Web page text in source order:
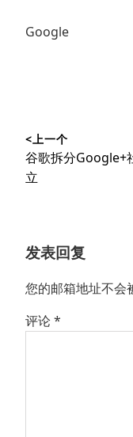
Google
章
导
<上一个
上
篇
谷歌拆分Google+
立
发表回复
您的邮箱地址不会
评论*